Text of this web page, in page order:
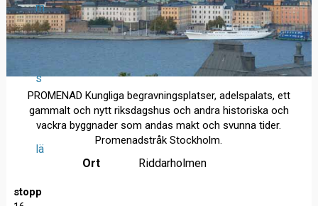
m
s
lä
PROMENAD Kungliga begravningsplatser, adelspalats, ett
gammalt och nytt riksdagshus och andra historiska och
vackra byggnader som andas makt och svunna tider.
Promenadstråk Stockholm.
Ort Riddarholmen
stopp